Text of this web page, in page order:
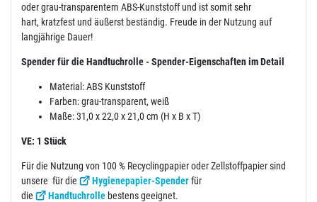
oder grau-transparentem ABS-Kunststoff und ist somit sehr
hart, kratzfest und äußerst beständig. Freude in der Nutzung auf
langjährige Dauer!
Spender für die Handtuchrolle - Spender-Eigenschaften im Detail
Material: ABS Kunststoff
Farben: grau-transparent, weiß
Maße: 31,0 x 22,0 x 21,0 cm (H x B x T)
VE: 1 Stück
Für die Nutzung von 100 % Recyclingpapier oder Zellstoffpapier sind
unsere für die
Hygienepapier-Spenderfür
die
Handtuchrolle bestens geeignet.